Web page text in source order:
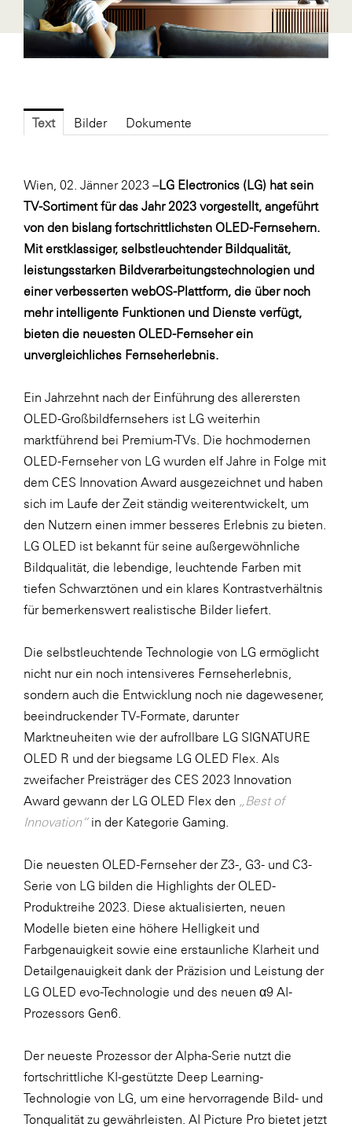
Fressnapf
FRoSTA
FV Energierohstoff & Kraftstoff
Gas Connect Austria
Getzner Werkstoffe
Heimat Österreich
ikp
Johnson & Johnson
JELD-WEN DANA
kosaplaner
LAT Nitrogen
Libro
Lidl Österreich
Die Menü-Manufaktur
MTH Retail Group
OMV
OptimaMed
PAGRO
PHH Rechtsanwält:innen
Primark
Salesforce
sebamed
SeneCura
SERVICE&MORE
SKINUANCE®
Somfy
Sony DADC
STIHL Tirol
Trend Micro
TAG GmbH
VALETTA
Verband Druck Medien Österreich
Wirtschaftskammer Salzburg
Fahrzeugtechnik
WKS Fachgruppe Finanzdienstleister
WK UBIT
Text Bilder Dokumente
Wien, 02. Jänner 2023 –LG Electronics (LG) hat sein
TV-Sortiment für das Jahr 2023 vorgestellt, angeführt
von den bislang fortschrittlichsten OLED-Fernsehern.
Mit erstklassiger, selbstleuchtender Bildqualität,
leistungsstarken Bildverarbeitungstechnologien und
einer verbesserten webOS-Plattform, die über noch
mehr intelligente Funktionen und Dienste verfügt,
bieten die neuesten OLED-Fernseher ein
unvergleichliches Fernseherlebnis.
Ein Jahrzehnt nach der Einführung des allerersten
OLED-Großbildfernsehers ist LG weiterhin
marktführend bei Premium-TVs. Die hochmodernen
OLED-Fernseher von LG wurden elf Jahre in Folge mit
dem CES Innovation Award ausgezeichnet und haben
sich im Laufe der Zeit ständig weiterentwickelt, um
den Nutzern einen immer besseres Erlebnis zu bieten.
LG OLED ist bekannt für seine außergewöhnliche
Bildqualität, die lebendige, leuchtende Farben mit
tiefen Schwarztönen und ein klares Kontrastverhältnis
für bemerkenswert realistische Bilder liefert.
Die selbstleuchtende Technologie von LG ermöglicht
nicht nur ein noch intensiveres Fernseherlebnis,
sondern auch die Entwicklung noch nie dagewesener,
beeindruckender TV-Formate, darunter
Marktneuheiten wie der aufrollbare LG SIGNATURE
OLED R und der biegsame LG OLED Flex. Als
zweifacher Preisträger des CES 2023 Innovation
Award gewann der LG OLED Flex den „Best of
Innovation“in der Kategorie Gaming.
Die neuesten OLED-Fernseher der Z3-, G3- und C3-
Serie von LG bilden die Highlights der OLED-
Produktreihe 2023. Diese aktualisierten, neuen
Modelle bieten eine höhere Helligkeit und
Farbgenauigkeit sowie eine erstaunliche Klarheit und
Detailgenauigkeit dank der Präzision und Leistung der
LG OLED evo-Technologie und des neuen α9 AI-
Prozessors Gen6.
Der neueste Prozessor der Alpha-Serie nutzt die
fortschrittliche KI-gestützte Deep Learning-
Technologie von LG, um eine hervorragende Bild- und
Tonqualität zu gewährleisten. AI Picture Pro bietet jetzt